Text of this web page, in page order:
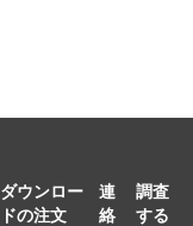
ダウンロー
ドの注文
連
絡
調査
する